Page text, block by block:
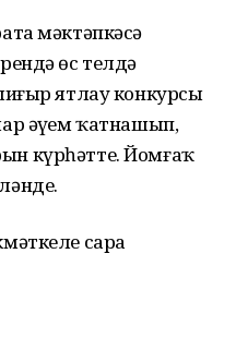
мәктәпкәсә
өс телдә
ятлау конкурсы
әүҙем ҡатнашып,
күрһәтте. Йомғаҡ
сара